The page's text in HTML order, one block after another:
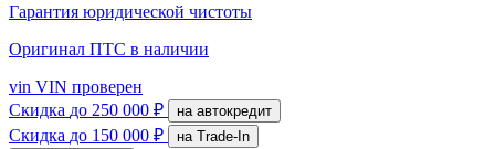
Гарантия юридической чистоты
Оригинал ПТС в наличии
vin VIN проверен
Скидка до 250 000 ₽ на автокредит
Скидка до 150 000 ₽
на Trade-In